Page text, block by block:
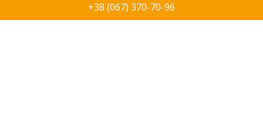
+38 (067) 370-70-96